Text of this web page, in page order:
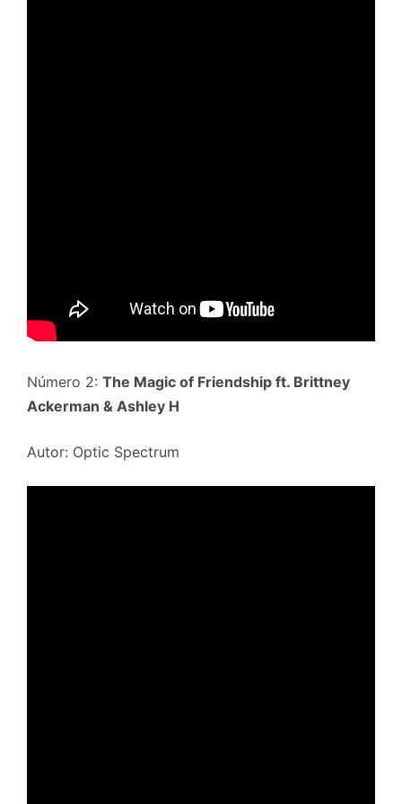
Número 2: The Magic of Friendship ft. Brittney
Ackerman & Ashley H
Autor: Optic Spectrum